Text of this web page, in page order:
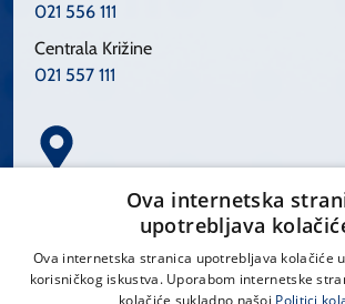
021 556 111
Centrala Križine
021 557 111
Spinčićeva 1, 21000 Split
Ova internetska
upotrebljava
Ova internetska stranica upotrebljava kolačiće
korisničkog iskustva. Uporabom internetske
kolačiće sukladno našoj Politici